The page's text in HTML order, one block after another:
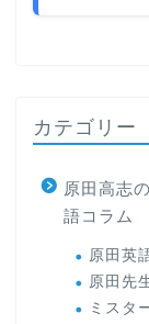
カテゴリー
原田高志
語コラム
原田英
原田先
ミスタ